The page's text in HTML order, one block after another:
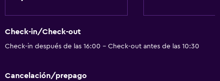
Check-in/Check-out
Check-in después de las 16:00 - Check-out antes de las 10:30
Cancelación/prepago